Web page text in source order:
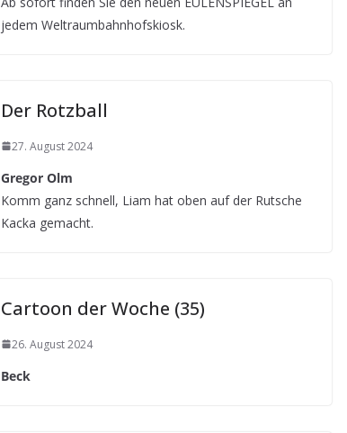
jedem Weltraumbahnhofskiosk.
Der Rotzball
27. August 2024
Gregor Olm
Komm ganz schnell, Liam hat oben auf der Rutsche
Kacka gemacht.
Cartoon der Woche (35)
26. August 2024
Beck